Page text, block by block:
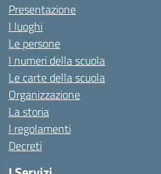
Presentazione
I luoghi
Le persone
I numeri della scuola
Le carte della scuola
Organizzazione
La storia
I regolamenti
Decreti